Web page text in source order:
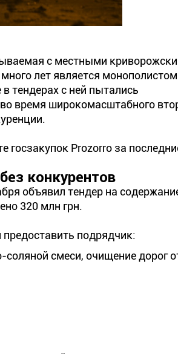
с местными
лет является
тендерах с ней пытались
время широкомасштабного
Prozorro за
конкурентов
объявил тендер на
320 млн грн.
подрядчик:
смеси, очищение дорог